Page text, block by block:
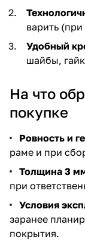
варить
Удобный
шайбы,
На что
покупке
Ровность и
раме и при
Толщина 3
при
Условия
заранее
покрытия.